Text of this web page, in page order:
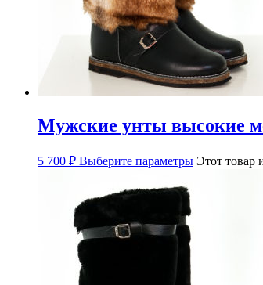
Мужские унты высокие
5 700 ₽ Выберите параметры Этот товар